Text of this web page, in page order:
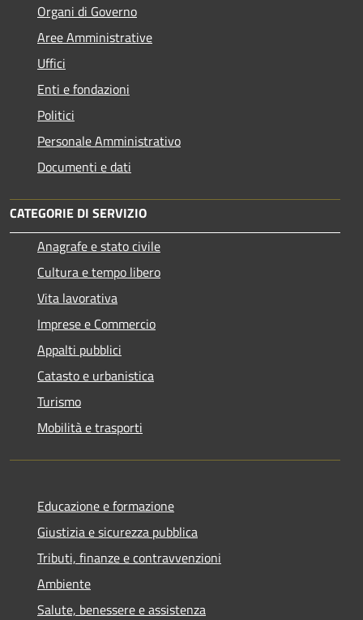
Organi di Governo
Aree Amministrative
Uffici
Enti e fondazioni
Politici
Personale Amministrativo
Documenti e dati
CATEGORIE DI SERVIZIO
Anagrafe e stato civile
Cultura e tempo libero
Vita lavorativa
Imprese e Commercio
Appalti pubblici
Catasto e urbanistica
Turismo
Mobilità e trasporti
Educazione e formazione
Giustizia e sicurezza pubblica
Tributi, finanze e contravvenzioni
Ambiente
Salute, benessere e assistenza